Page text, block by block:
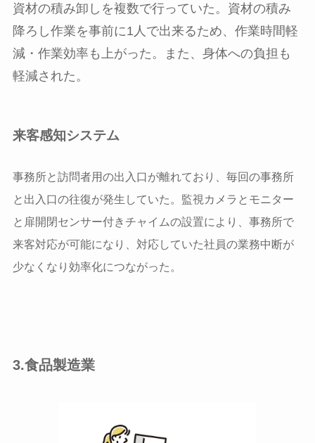
資材の積み卸しを複数で行っていた。資材の積み
降ろし作業を事前に1人で出来るため、作業時間軽
減・作業効率も上がった。また、身体への負担も
軽減された。
来客感知システム
事務所と訪問者用の出入口が離れており、毎回の事務所
と出入口の往復が発生していた。監視カメラとモニター
と扉開閉センサー付きチャイムの設置により、事務所で
来客対応が可能になり、対応していた社員の業務中断が
少なくなり効率化につながった。
3.食品製造業